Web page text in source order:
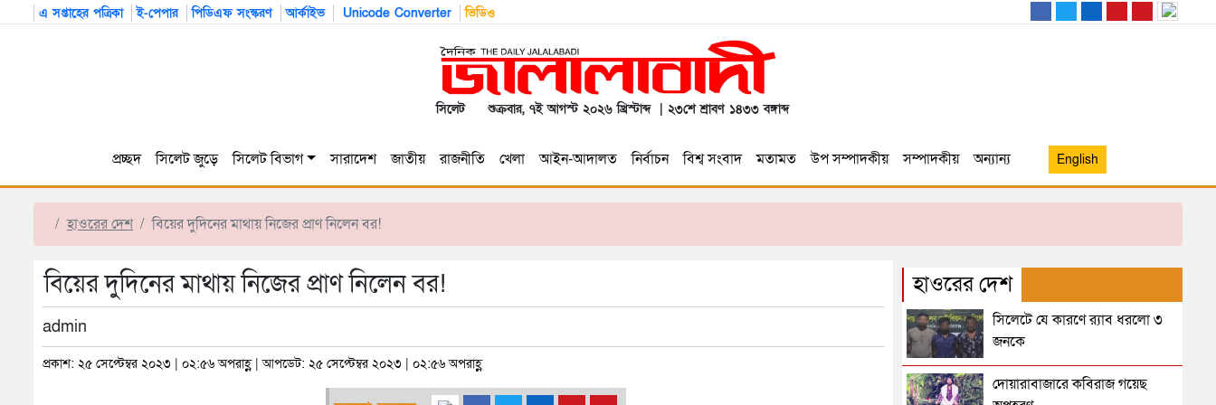
এ সপ্তাহের পত্রিকা ই-পেপার পিডিএফ সংস্করণ আর্কাইভ Unicode Converter ভিডিও
সিলেট শুক্রবার, ৭ই আগস্ট ২০২৬ খ্রিস্টাব্দ | ২৩শে শ্রাবণ ১৪৩৩ বঙ্গাব্দ
প্রচ্ছদ সিলেট জুড়ে সিলেট বিভাগ সারাদেশ জাতীয় রাজনীতি খেলা আইন-আদালত নির্বাচন বিশ্ব সংবাদ মতামত উপ সম্পাদকীয় সম্পাদকীয় অন্যান্য English
হাওরের দেশ বিয়ের দুদিনের মাথায় নিজের প্রাণ নিলেন বর!
বিয়ের দুদিনের মাথায় নিজের প্রাণ নিলেন বর!
admin
প্রকাশ: ২৫ সেপ্টেম্বর ২০২৩ | ০২:৫৬ অপরাহ্ণ | আপডেট: ২৫ সেপ্টেম্বর ২০২৩ | ০২:৫৬ অপরাহ্ণ
হাওরের দেশ
সিলেটে যে কারণে র‌্যাব ধরলো ৩
জনকে
দোয়ারাবাজারে কবিরাজ গয়েছ